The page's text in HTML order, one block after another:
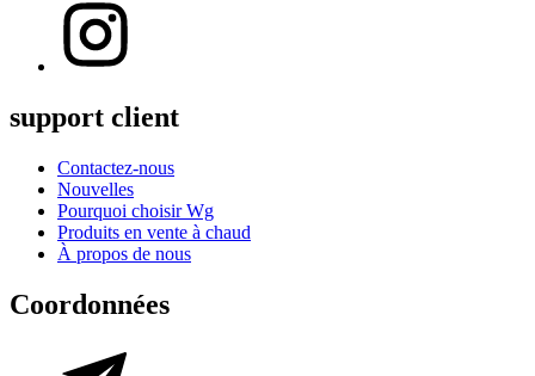
support client
Contactez-nous
Nouvelles
Pourquoi choisir Wg
Produits en vente à chaud
À propos de nous
Coordonnées